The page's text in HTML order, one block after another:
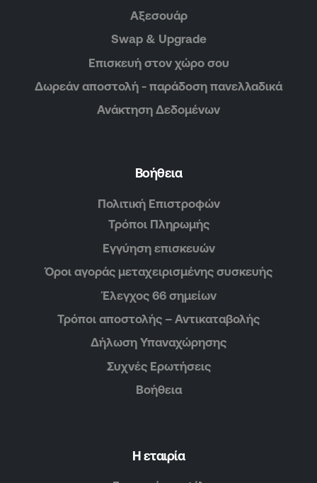
Αξεσουάρ
Swap & Upgrade
Επισκευή στον χώρο σου
Δωρεάν αποστολή - παράδοση πανελλαδικά
Ανάκτηση Δεδομένων
Βοήθεια
Πολιτική Επιστροφών
Τρόποι Πληρωμής
Εγγύηση επισκευών
Όροι αγοράς μεταχειρισμένης συσκευής
Έλεγχος 66 σημείων
Τρόποι αποστολής – Αντικαταβολής
Δήλωση Υπαναχώρησης
Συχνές Ερωτήσεις
Βοήθεια
Η εταιρία